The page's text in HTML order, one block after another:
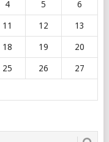
4 5 6
11 12 13
18 19 20
25 26 27